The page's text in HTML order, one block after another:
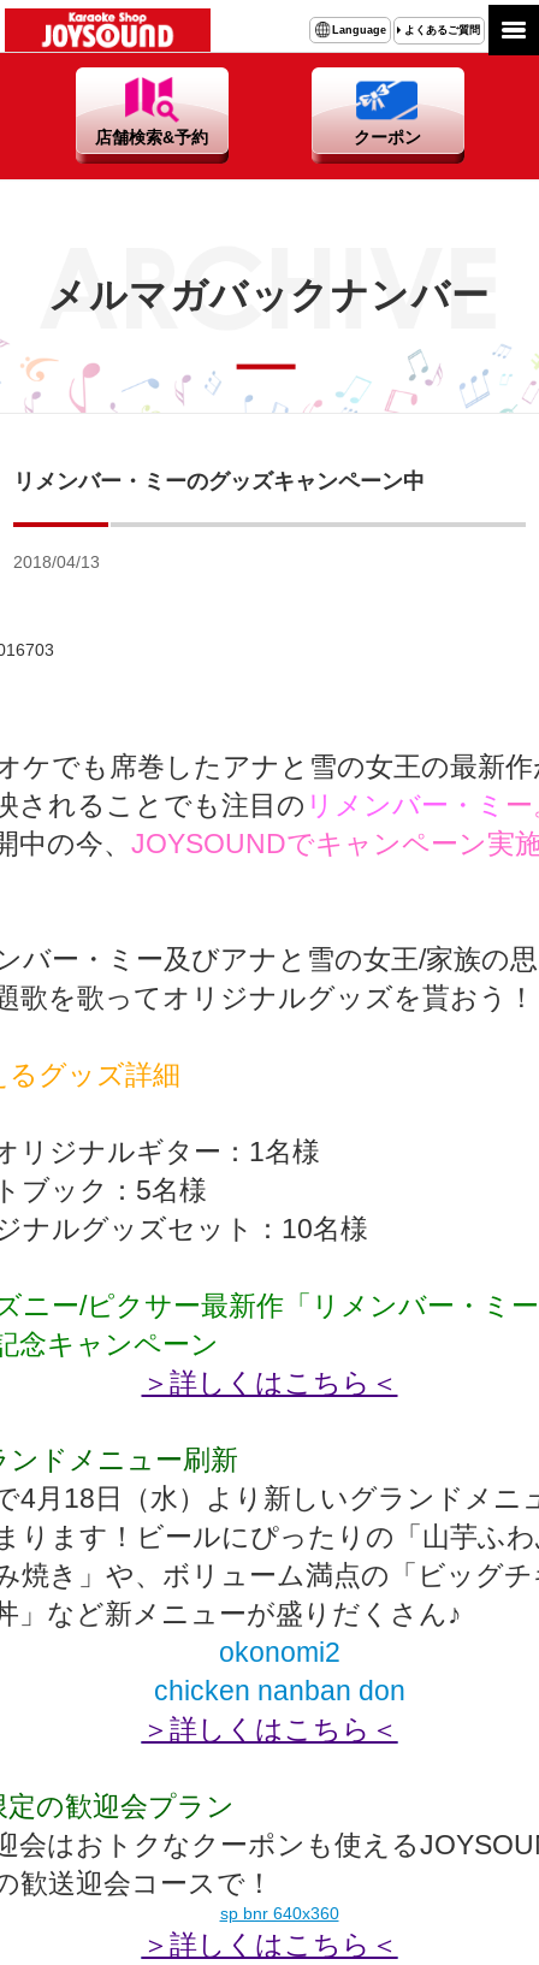
Language よくあるご質問
店舗検索&予約 クーポン
メルマガバックナンバー
リメンバー・ミーのグッズキャンペーン中
2018/04/13
ケでも席巻したアナと雪の女王の最新
されることでも注目の リメンバー・ミ
中の今、 JOYSOUNDでキャンペーン実
バー・ミー及びアナと雪の女王/家族の
歌を歌ってオリジナルグッズを貰おう！
るグッズ詳細
リジナルギター：1名様
ブック：5名様
ナルグッズセット：10名様
ニー/ピクサー最新作「リメンバー・ミ
念キャンペーン
＞詳しくはこちら＜
ンドメニュー刷新
4月18日（水）より新しいグランドメニ
ります！ビールにぴったりの「山芋ふ
焼き」や、ボリューム満点の「ビッグ
」など新メニューが盛りだくさん♪
＞詳しくはこちら＜
定の歓迎会プラン
会はおトクなクーポンも使える
歓送迎会コースで！
＞詳しくはこちら＜